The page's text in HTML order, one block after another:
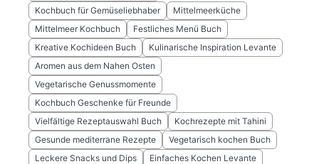
Kochbuch für Gemüseliebhaber
Mittelmeerküche
Mittelmeer Kochbuch
Festliches Menü Buch
Kreative Kochideen Buch
Kulinarische Inspiration Levante
Aromen aus dem Nahen Osten
Vegetarische Genussmomente
Kochbuch Geschenke für Freunde
Vielfältige Rezeptauswahl Buch
Kochrezepte mit Tahini
Gesunde mediterrane Rezepte
Vegetarisch kochen Buch
Leckere Snacks und Dips
Einfaches Kochen Levante